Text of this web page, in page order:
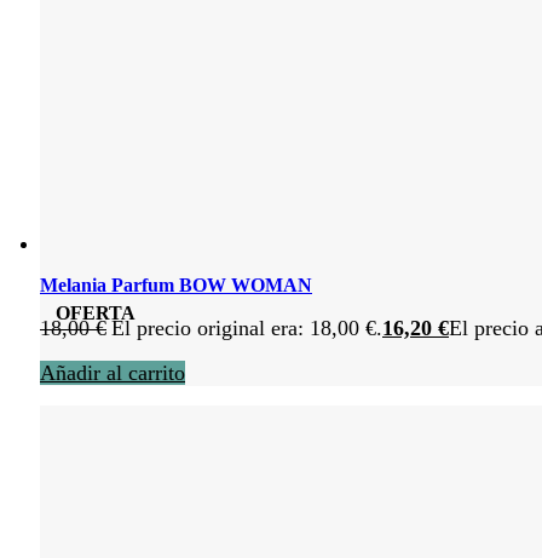
OFERTA
Melania Parfum BOW WOMAN
18,00€ El precio original era: 18,00 €.16,20 €El precio
Añadir al carrito